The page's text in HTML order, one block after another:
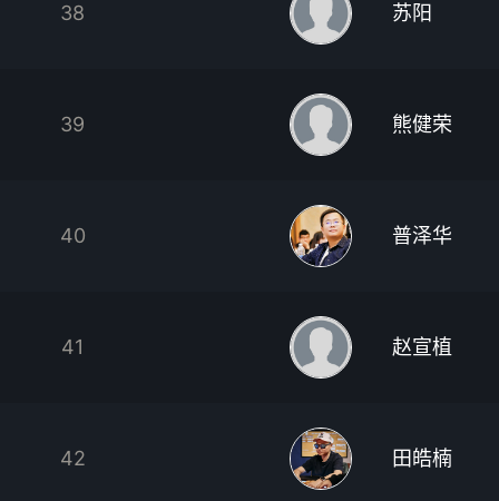
38 苏阳
39 熊健荣
40 普泽华
41 赵宣植
42 田皓楠